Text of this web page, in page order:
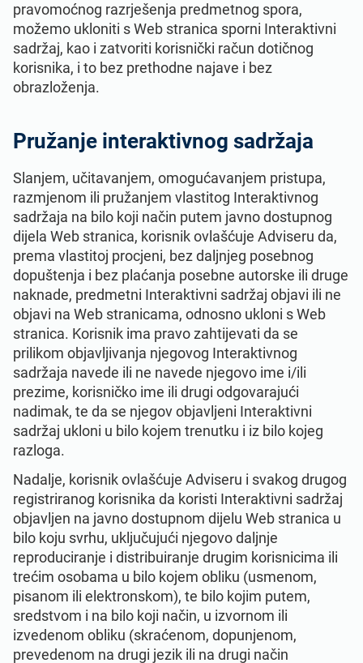
pravomoćnog razrješenja predmetnog spora,
možemo ukloniti s Web stranica sporni Interaktivni
sadržaj, kao i zatvoriti korisnički račun dotičnog
korisnika, i to bez prethodne najave i bez
obrazloženja.
Pružanje interaktivnog sadržaja
Slanjem, učitavanjem, omogućavanjem pristupa,
razmjenom ili pružanjem vlastitog Interaktivnog
sadržaja na bilo koji način putem javno dostupnog
dijela Web stranica, korisnik ovlašćuje Adviseru da,
prema vlastitoj procjeni, bez daljnjeg posebnog
dopuštenja i bez plaćanja posebne autorske ili druge
naknade, predmetni Interaktivni sadržaj objavi ili ne
objavi na Web stranicama, odnosno ukloni s Web
stranica. Korisnik ima pravo zahtijevati da se
prilikom objavljivanja njegovog Interaktivnog
sadržaja navede ili ne navede njegovo ime i/ili
prezime, korisničko ime ili drugi odgovarajući
nadimak, te da se njegov objavljeni Interaktivni
sadržaj ukloni u bilo kojem trenutku i iz bilo kojeg
razloga.
Nadalje, korisnik ovlašćuje Adviseru i svakog drugog
registriranog korisnika da koristi Interaktivni sadržaj
objavljen na javno dostupnom dijelu Web stranica u
bilo koju svrhu, uključujući njegovo daljnje
reproduciranje i distribuiranje drugim korisnicima ili
trećim osobama u bilo kojem obliku (usmenom,
pisanom ili elektronskom), te bilo kojim putem,
sredstvom i na bilo koji način, u izvornom ili
izvedenom obliku (skraćenom, dopunjenom,
prevedenom na drugi jezik ili na drugi način